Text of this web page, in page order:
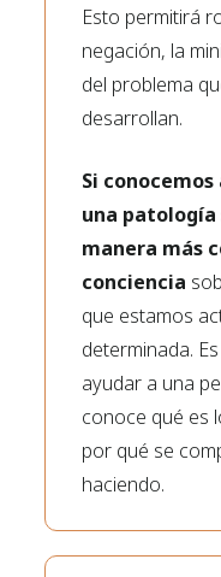
Esto permitirá
negación, la
del problema
desarrollan.
Si
una patología
manera más
conciencia
que estamos
determinada.
ayudar a una
conoce qué es
por qué se
haciendo.